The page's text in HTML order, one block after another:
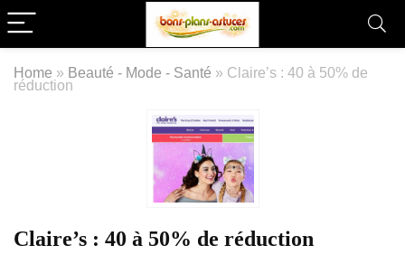
Home » Beauté - Mode - Santé » Claire’s : 40 à 50% de
réduction
Claire’s : 40 à 50% de réduction